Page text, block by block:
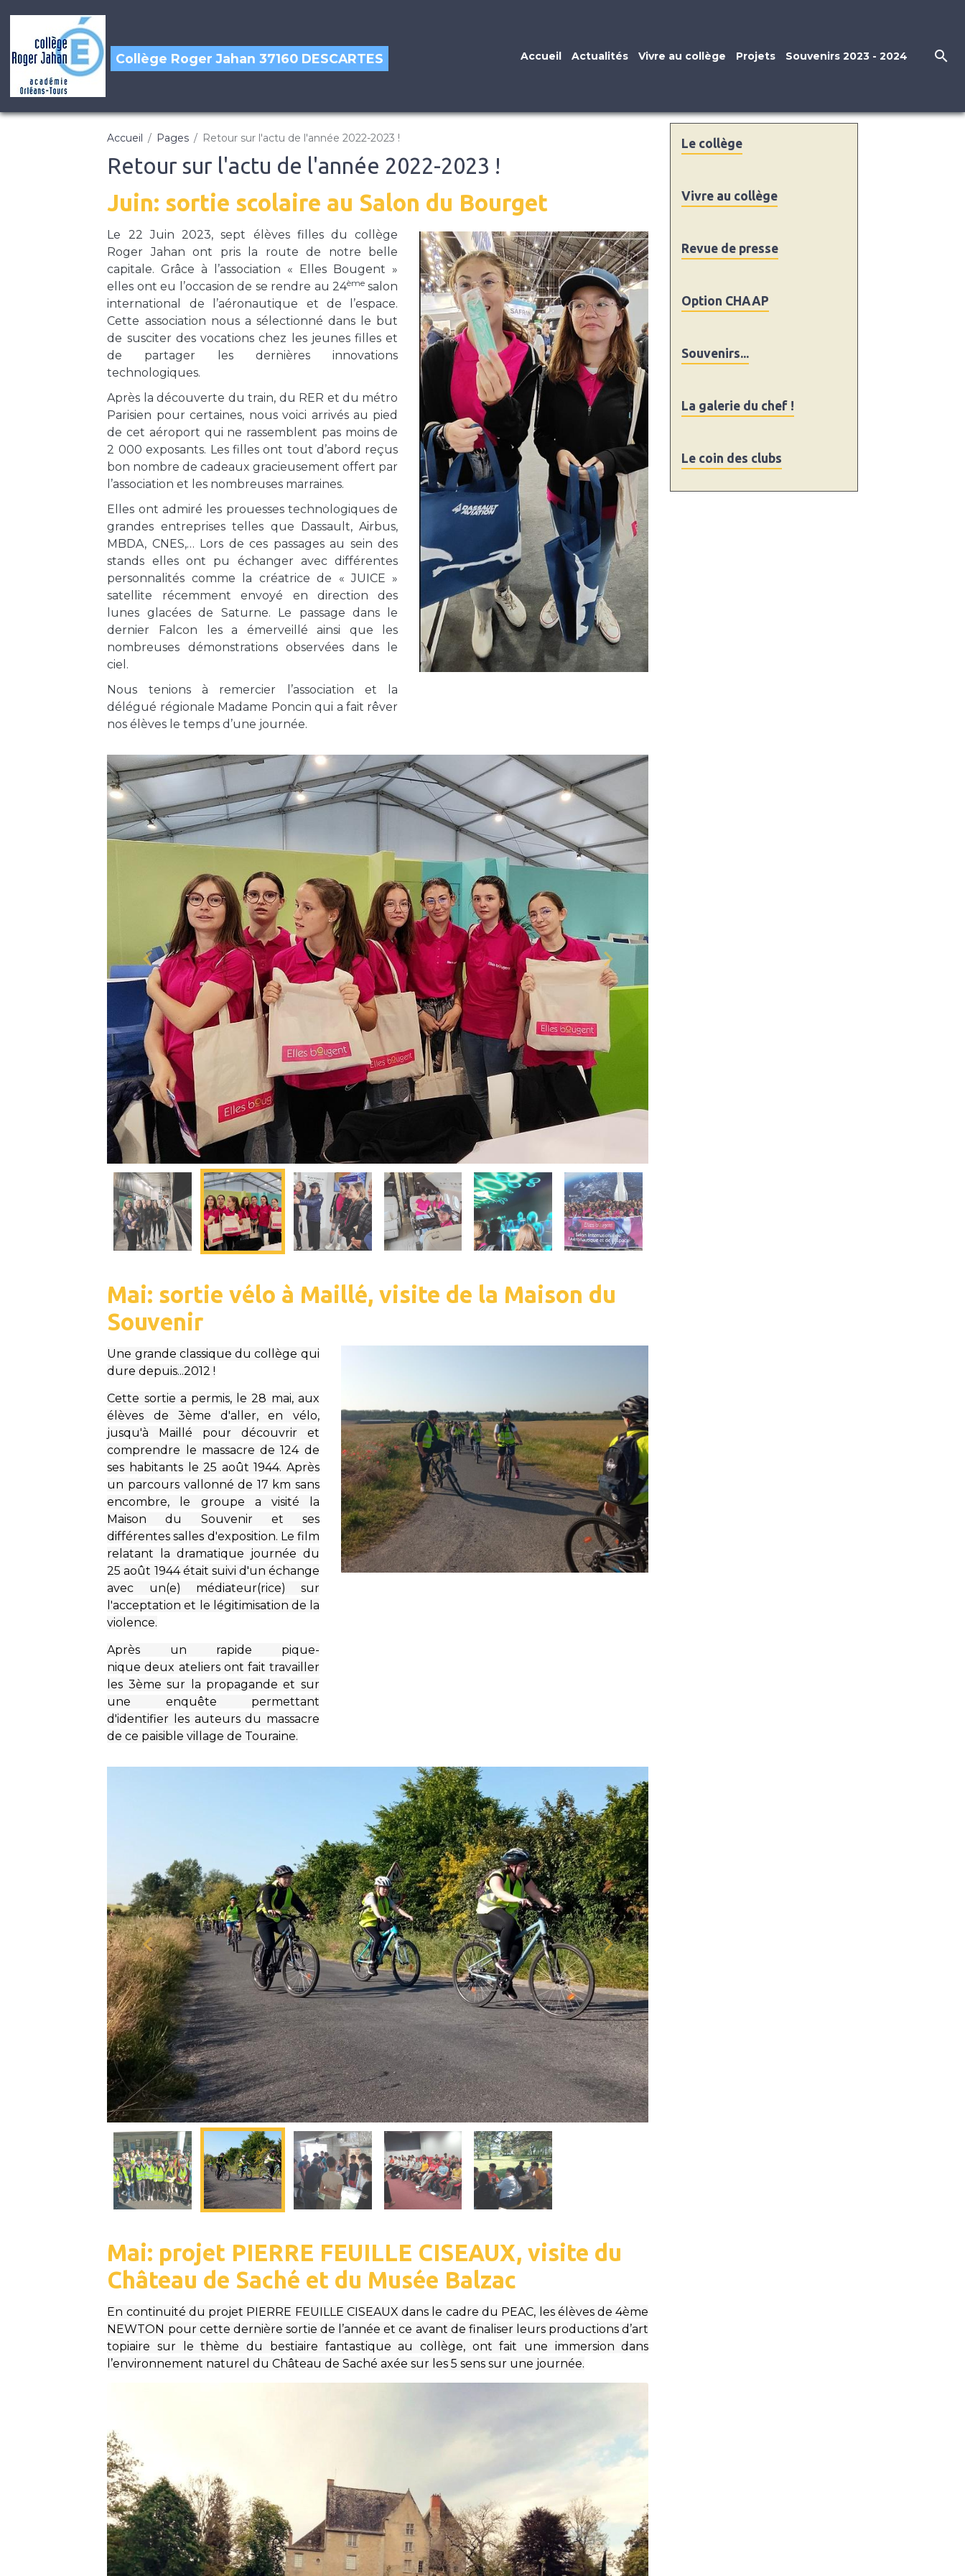
Collège Roger Jahan 37160 DESCARTES Accueil Actualités Vivre au collège Projets Souvenirs 2023 - 2024
Accueil Pages Retour sur l'actu de l'année 2022-2023 !
Retour sur l'actu de l'année 2022-2023 !
Juin: sortie scolaire au Salon du Bourget
Le 22 Juin 2023, sept élèves filles du collège
Roger Jahan ont pris la route de notre belle
capitale. Grâce à l’association « Elles Bougent »
elles ont eu l’occasion de se rendre au 24ème salon
international de l’aéronautique et de l’espace.
Cette association nous a sélectionné dans le but
de susciter des vocations chez les jeunes filles et
de partager les dernières innovations
technologiques.
Après la découverte du train, du RER et du métro
Parisien pour certaines, nous voici arrivés au pied
de cet aéroport qui ne rassemblent pas moins de
2 000 exposants. Les filles ont tout d’abord reçus
bon nombre de cadeaux gracieusement offert par
l’association et les nombreuses marraines.
Elles ont admiré les prouesses technologiques de
grandes entreprises telles que Dassault, Airbus,
MBDA, CNES,… Lors de ces passages au sein des
stands elles ont pu échanger avec différentes
personnalités comme la créatrice de « JUICE »
satellite récemment envoyé en direction des
lunes glacées de Saturne. Le passage dans le
dernier Falcon les a émerveillé ainsi que les
nombreuses démonstrations observées dans le
ciel.
Nous tenions à remercier l’association et la
délégué régionale Madame Poncin qui a fait rêver
nos élèves le temps d’une journée.
Mai: sortie vélo à Maillé, visite de la Maison du
Souvenir
Une grande classique du collège qui
dure depuis...2012 !
Cette sortie a permis, le 28 mai, aux
élèves de 3ème d'aller, en vélo,
jusqu'à Maillé pour découvrir et
comprendre le massacre de 124 de
ses habitants le 25 août 1944. Après
un parcours vallonné de 17 km sans
encombre, le groupe a visité la
Maison du Souvenir et ses
différentes salles d'exposition. Le film
relatant la dramatique journée du
25 août 1944 était suivi d'un échange
avec un(e) médiateur(rice) sur
l'acceptation et le légitimisation de la
violence.
Après un rapide pique-
nique deux ateliers ont fait travailler
les 3ème sur la propagande et sur
une enquête permettant
d'identifier les auteurs du massacre
de ce paisible village de Touraine.
Mai: projet PIERRE FEUILLE CISEAUX, visite du
Château de Saché et du Musée Balzac
En continuité du projet PIERRE FEUILLE CISEAUX dans le cadre du PEAC, les élèves de 4ème
NEWTON pour cette dernière sortie de l’année et ce avant de finaliser leurs productions d’art
topiaire sur le thème du bestiaire fantastique au collège, ont fait une immersion dans
l’environnement naturel du Château de Saché axée sur les 5 sens sur une journée.
Le collège
Vivre au collège
Revue de presse
Option CHAAP
Souvenirs...
La galerie du chef !
Le coin des clubs